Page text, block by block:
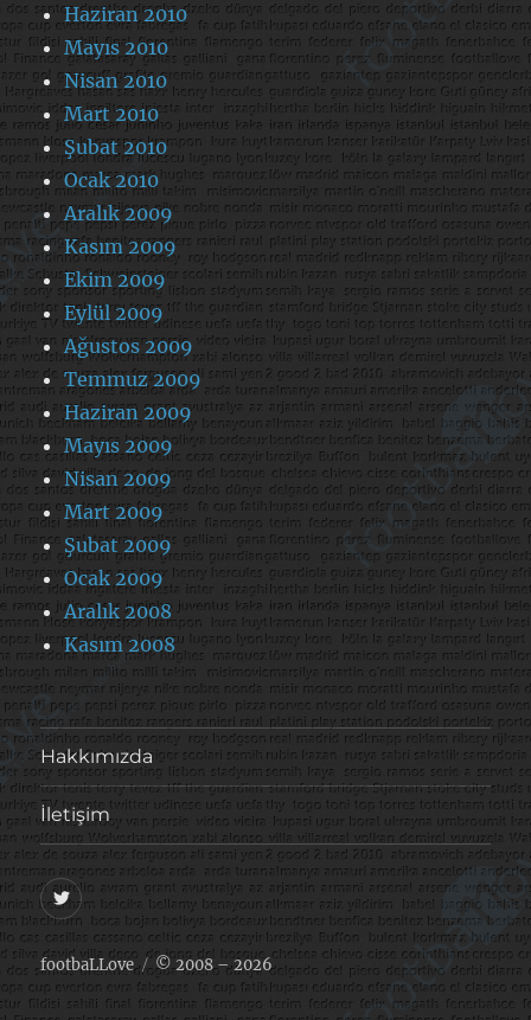
Haziran 2010
Mayıs 2010
Nisan 2010
Mart 2010
Şubat 2010
Ocak 2010
Aralık 2009
Kasım 2009
Ekim 2009
Eylül 2009
Ağustos 2009
Temmuz 2009
Haziran 2009
Mayıs 2009
Nisan 2009
Mart 2009
Şubat 2009
Ocak 2009
Aralık 2008
Kasım 2008
Hakkımızda
İletişim
@footballove
footbaLLove © 2008 – 2026